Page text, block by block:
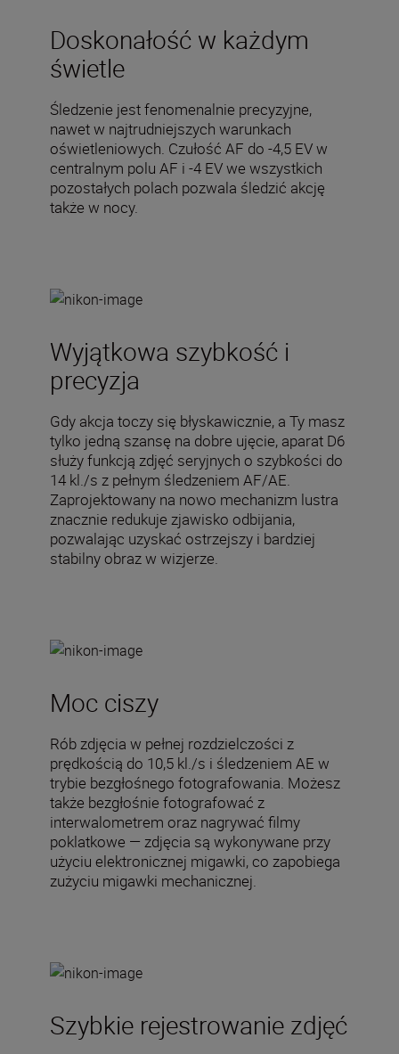
Doskonałość w każdym
świetle
Śledzenie jest fenomenalnie precyzyjne,
nawet w najtrudniejszych warunkach
oświetleniowych. Czułość AF do -4,5 EV w
centralnym polu AF i -4 EV we wszystkich
pozostałych polach pozwala śledzić akcję
także w nocy.
Wyjątkowa szybkość i
precyzja
Gdy akcja toczy się błyskawicznie, a Ty masz
tylko jedną szansę na dobre ujęcie, aparat D6
służy funkcją zdjęć seryjnych o szybkości do
14 kl./s z pełnym śledzeniem AF/AE.
Zaprojektowany na nowo mechanizm lustra
znacznie redukuje zjawisko odbijania,
pozwalając uzyskać ostrzejszy i bardziej
stabilny obraz w wizjerze.
Moc ciszy
Rób zdjęcia w pełnej rozdzielczości z
prędkością do 10,5 kl./s i śledzeniem AE w
trybie bezgłośnego fotografowania. Możesz
także bezgłośnie fotografować z
interwalometrem oraz nagrywać filmy
poklatkowe — zdjęcia są wykonywane przy
użyciu elektronicznej migawki, co zapobiega
zużyciu migawki mechanicznej.
Szybkie rejestrowanie zdjęć